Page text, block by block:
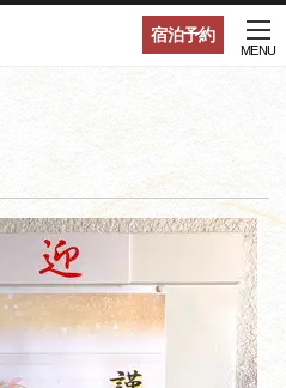
宿泊予約
MENU